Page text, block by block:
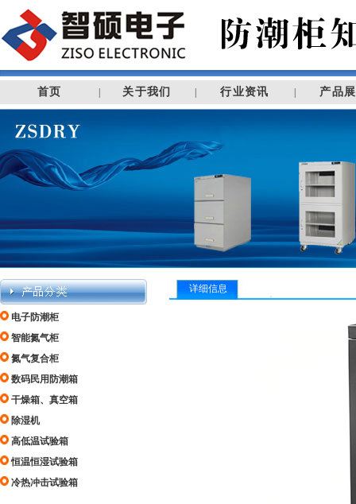
首页 关于我们 行业资讯 产品
电子防潮柜
智能氮气柜
氮气复合柜
数码民用防潮箱
干燥箱、真空箱
除湿机
高低温试验箱
恒温恒湿试验箱
冷热冲击试验箱
详细信息